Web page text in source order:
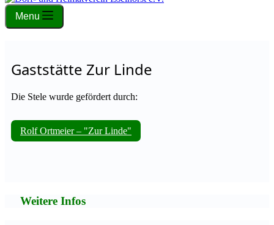
Menu
Gaststätte Zur Linde
Die Stele wurde gefördert durch:
Rolf Ortmeier – "Zur Linde"
Weitere Infos